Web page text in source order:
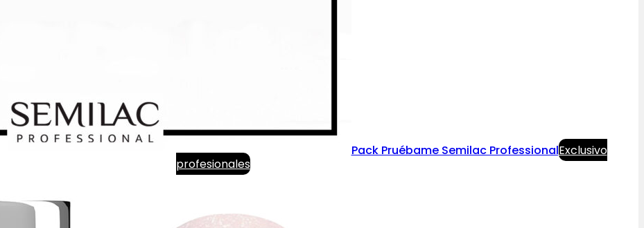
Pack Pruébame Semilac ProfessionalExclusivo
profesionales